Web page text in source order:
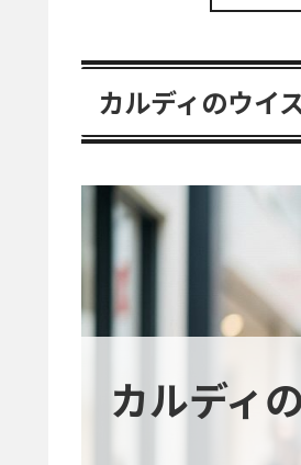
カルディのウイ
カルディ